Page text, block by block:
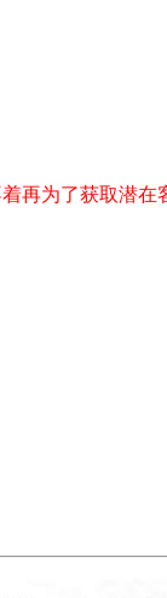
再为了获取潜在